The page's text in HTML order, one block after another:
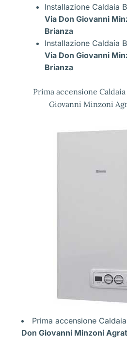
Installazione Caldaia
Via Don Giovanni
Brianza
Installazione Caldaia
Via Don Giovanni
Brianza
Prima accensione
Giovanni Minzoni
Prima accensione
Don Giovanni Minzoni